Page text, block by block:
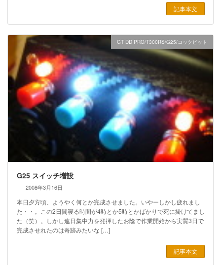
記事本文
GT DD PRO/T300RS/G25/コックピット
G25 スイッチ増設
2008年3月16日
本日夕方頃、ようやく何とか完成させました。いやーしかし疲れまし
た・・。この2日間寝る時間が4時とか5時とかばかりで死に掛けてまし
た（笑）。しかし連日集中力を発揮したお陰で作業開始から実質3日で
完成させれたのは奇跡みたいな […]
記事本文